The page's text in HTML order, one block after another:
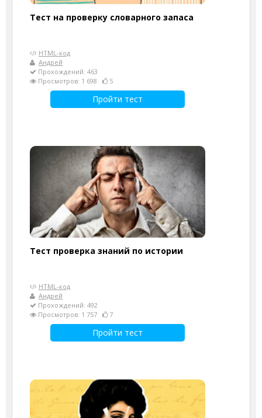
Тест на проверку словарного запаса
HTML-код
Андрей
Прохождений: 463
Просмотров: 1 698
5
Пройти тест
Тест проверка знаний по истории
HTML-код
Андрей
Прохождений: 492
Просмотров: 1 757
7
Пройти тест